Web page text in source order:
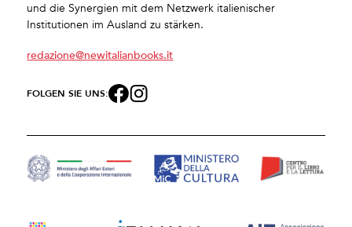
und die Synergien mit dem Netzwerk italienischer
Institutionen im Ausland zu stärken.
redazione@newitalianbooks.it
FOLGEN SIE UNS: